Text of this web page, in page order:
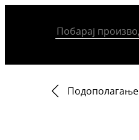
Подополагање